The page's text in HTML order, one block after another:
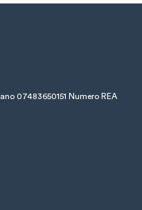
07483650151 Numero REA